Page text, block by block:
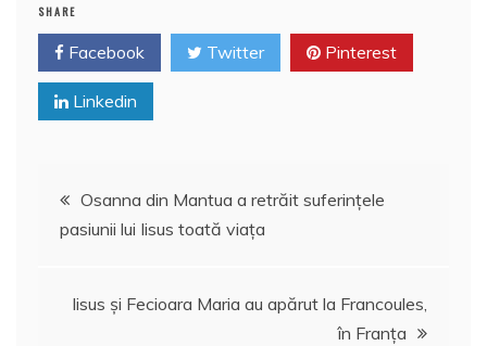
SHARE
Facebook Twitter Pinterest
Linkedin
Navigare
în
articole
Osanna din Mantua a retrăit suferințele
pasiunii lui Iisus toată viaţa
Iisus şi Fecioara Maria au apărut la Francoules,
în Franţa